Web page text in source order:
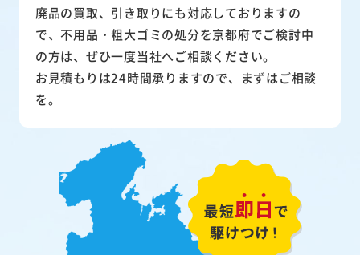
廃品の買取、引き取りにも対応しておりますの
で、不用品・粗大ゴミの処分を京都府でご検討中
の方は、ぜひ一度当社へご相談ください。
お見積もりは24時間承りますので、まずはご相談
を。